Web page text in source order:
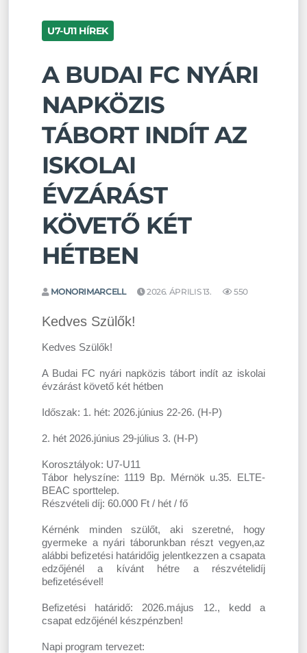
U7-U11 HÍREK
A BUDAI FC NYÁRI
NAPKÖZIS
TÁBORT INDÍT AZ
ISKOLAI
ÉVZÁRÁST
KÖVETŐ KÉT
HÉTBEN
MONORIMARCELL 2026. ÁPRILIS 13. 550
Kedves Szülők!
Kedves Szülők!
A Budai FC nyári napközis tábort indít az iskolai
évzárást követő két hétben
Időszak: 1. hét: 2026.június 22-26. (H-P)
2. hét 2026.június 29-július 3. (H-P)
Korosztályok: U7-U11
Tábor helyszíne: 1119 Bp. Mérnök u.35. ELTE-
BEAC sporttelep.
Részvételi díj: 60.000 Ft / hét / fő
Kérnénk minden szülőt, aki szeretné, hogy
gyermeke a nyári táborunkban részt vegyen,az
alábbi befizetési határidőig jelentkezzen a csapata
edzőjénél a kívánt hétre a részvételidíj
befizetésével!
Befizetési határidő: 2026.május 12., kedd a
csapat edzőjénél készpénzben!
Napi program tervezet: